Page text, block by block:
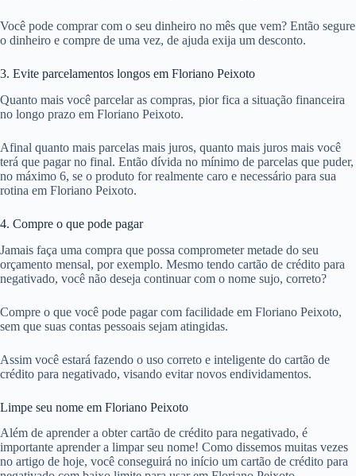
Você pode comprar com o seu dinheiro no mês que vem? Então segure
o dinheiro e compre de uma vez, de ajuda exija um desconto.
3. Evite parcelamentos longos em Floriano Peixoto
Quanto mais você parcelar as compras, pior fica a situação financeira
no longo prazo em Floriano Peixoto.
Afinal quanto mais parcelas mais juros, quanto mais juros mais você
terá que pagar no final. Então dívida no mínimo de parcelas que puder,
no máximo 6, se o produto for realmente caro e necessário para sua
rotina em Floriano Peixoto.
4. Compre o que pode pagar
Jamais faça uma compra que possa comprometer metade do seu
orçamento mensal, por exemplo. Mesmo tendo cartão de crédito para
negativado, você não deseja continuar com o nome sujo, correto?
Compre o que você pode pagar com facilidade em Floriano Peixoto,
sem que suas contas pessoais sejam atingidas.
Assim você estará fazendo o uso correto e inteligente do cartão de
crédito para negativado, visando evitar novos endividamentos.
Limpe seu nome em Floriano Peixoto
Além de aprender a obter cartão de crédito para negativado, é
importante aprender a limpar seu nome! Como dissemos muitas vezes
no artigo de hoje, você conseguirá no início um cartão de crédito para